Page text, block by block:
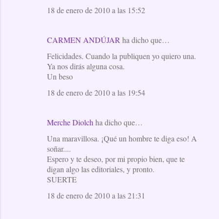
18 de enero de 2010 a las 15:52
CARMEN ANDÚJAR ha dicho que…
Felicidades. Cuando la publiquen yo quiero una.
Ya nos dirás alguna cosa.
Un beso
18 de enero de 2010 a las 19:54
Merche Diolch ha dicho que…
Una maravillosa. ¡Qué un hombre te diga eso! A
soñar....
Espero y te deseo, por mi propio bien, que te
digan algo las editoriales, y pronto.
SUERTE
18 de enero de 2010 a las 21:31